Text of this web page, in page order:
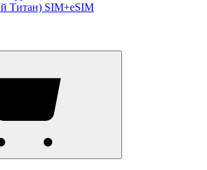
Титан) SIM+eSIM